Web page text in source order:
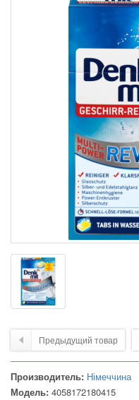
Предыдущий товар
Производитель: Німеччина
Модель: 4058172180415